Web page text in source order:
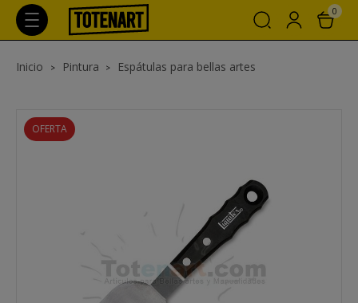
0
Inicio Pintura Espátulas para bellas artes
OFERTA